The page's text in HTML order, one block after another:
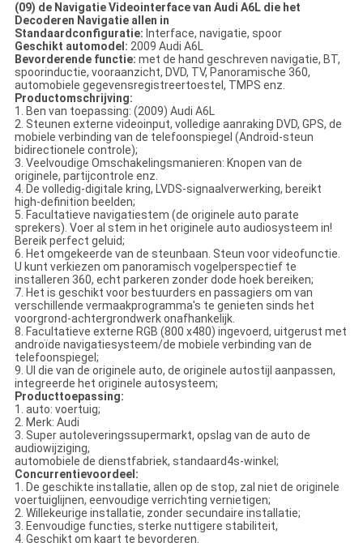
(09) de Navigatie Videointerface van Audi A6L die het
Decoderen Navigatie allen in
Standaardconfiguratie: Interface, navigatie, spoor
Geschikt automodel: 2009 Audi A6L
Bevorderende functie: met de hand geschreven navigatie, BT,
spoorinductie, vooraanzicht, DVD, TV, Panoramische 360,
automobiele gegevensregistreertoestel, TMPS enz.
Productomschrijving:
1. Ben van toepassing: (2009) Audi A6L
2. Steunen externe videoinput, volledige aanraking DVD, GPS, de
mobiele verbinding van de telefoonspiegel (Android-steun
bidirectionele controle);
3. Veelvoudige Omschakelingsmanieren: Knopen van de
originele, partijcontrole enz.
4. De volledig-digitale kring, LVDS-signaalverwerking, bereikt
high-definition beelden;
5. Facultatieve navigatiestem (de originele auto parate
sprekers). Voer al stem in het originele auto audiosysteem in!
Bereik perfect geluid;
6. Het omgekeerde van de steunbaan. Steun voor videofunctie.
U kunt verkiezen om panoramisch vogelperspectief te
installeren 360, echt parkeren zonder dode hoek bereiken;
7. Het is geschikt voor bestuurders en passagiers om van
verschillende vermaakprogramma's te genieten sinds het
voorgrond-achtergrondwerk onafhankelijk.
8. Facultatieve externe RGB (800 x480) ingevoerd, uitgerust met
androïde navigatiesysteem/de mobiele verbinding van de
telefoonspiegel;
9. UI die van de originele auto, de originele autostijl aanpassen,
integreerde het originele autosysteem;
Producttoepassing:
1. auto: voertuig;
2. Merk: Audi
3. Super autoleveringssupermarkt, opslag van de auto de
audiowijziging,
automobiele de dienstfabriek, standaard4s-winkel;
Concurrentievoordeel:
1. De geschikte installatie, allen op de stop, zal niet de originele
voertuiglijnen, eenvoudige verrichting vernietigen;
2. Willekeurige installatie, zonder secundaire installatie;
3. Eenvoudige functies, sterke nuttigere stabiliteit,
4. Geschikt om kaart te bevorderen.